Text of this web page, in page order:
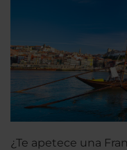
¿Te apetece una